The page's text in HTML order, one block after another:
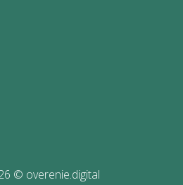
© overenie.digital